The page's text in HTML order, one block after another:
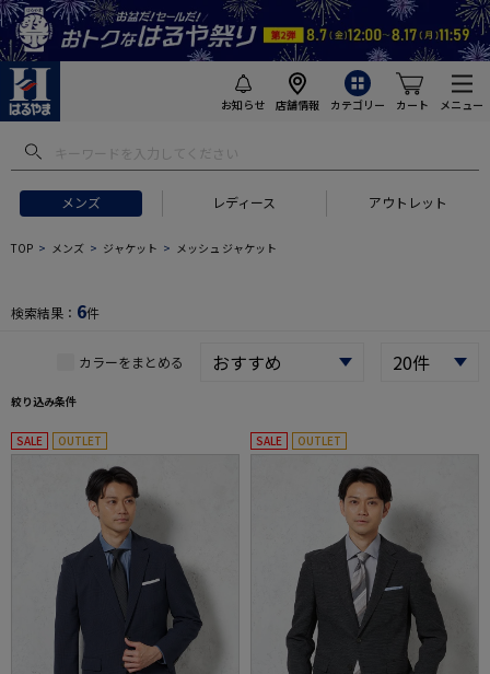
お知らせ 店舗情報 カテゴリー カート メニュー
メンズ レディース アウトレット
フトにおすすめ #セットアップ スーツ
TOP メンズ ジャケット メッシュ ジャケット
検索結果： 6件
カラーをまとめる
絞り込み条件
SALE OUTLET SALE OUTLET